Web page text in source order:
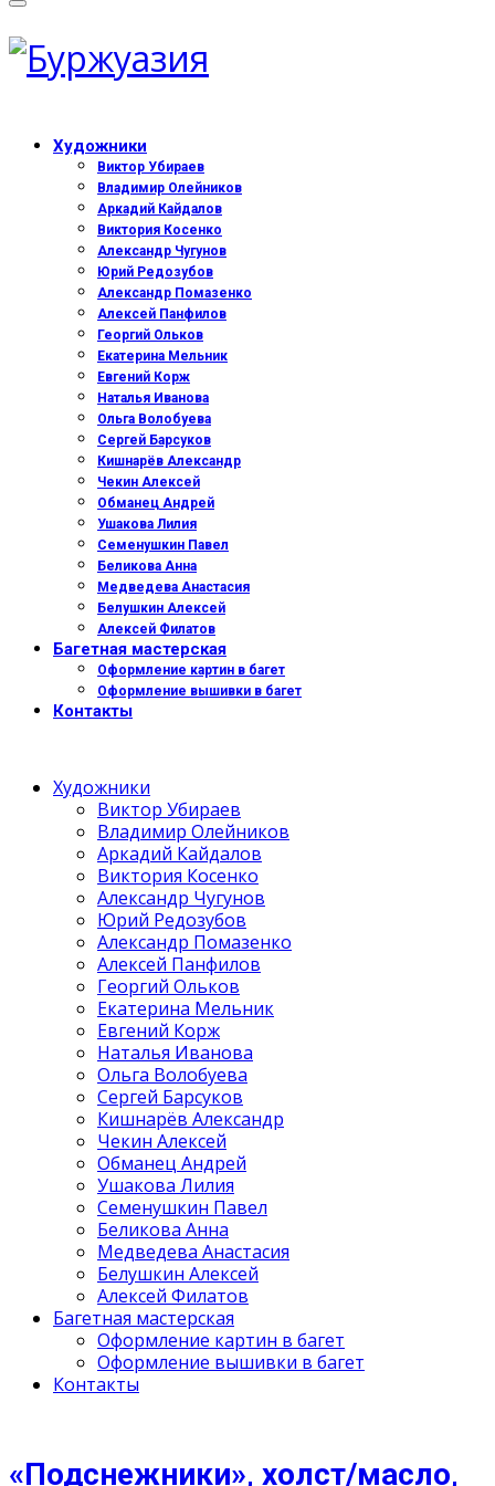
Художники
Виктор Убираев
Владимир Олейников
Аркадий Кайдалов
Виктория Косенко
Александр Чугунов
Юрий Редозубов
Александр Помазенко
Алексей Панфилов
Георгий Ольков
Екатерина Мельник
Евгений Корж
Наталья Иванова
Ольга Волобуева
Сергей Барсуков
Кишнарёв Александр
Чекин Алексей
Обманец Андрей
Ушакова Лилия
Семенушкин Павел
Беликова Анна
Медведева Анастасия
Белушкин Алексей
Алексей Филатов
Багетная мастерская
Оформление картин в багет
Оформление вышивки в багет
Контакты
Художники
Виктор Убираев
Владимир Олейников
Аркадий Кайдалов
Виктория Косенко
Александр Чугунов
Юрий Редозубов
Александр Помазенко
Алексей Панфилов
Георгий Ольков
Екатерина Мельник
Евгений Корж
Наталья Иванова
Ольга Волобуева
Сергей Барсуков
Кишнарёв Александр
Чекин Алексей
Обманец Андрей
Ушакова Лилия
Семенушкин Павел
Беликова Анна
Медведева Анастасия
Белушкин Алексей
Алексей Филатов
Багетная мастерская
Оформление картин в багет
Оформление вышивки в багет
Контакты
«Подснежники», холст/масло,